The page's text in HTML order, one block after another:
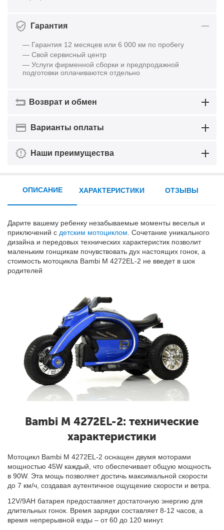
Гарантия
— Гарантия 12 месяцев или 6 000 км по пробегу
— Свой сервисный центр
— Услуги фирменной сборки и предпродажной
подготовки оплачиваются отдельно
Возврат и обмен
Варианты оплаты
Наши преимущества
ОПИСАНИЕ
Дарите вашему ребенку незабываемые моменты веселья и
приключений с детским мотоциклом . Сочетание уникального
дизайна и передовых технических характеристик позволит
маленьким гонщикам почувствовать дух настоящих гонок, а
стоимость мотоцикла Bambi M 4272EL-2 не введет в шок
родителей
Bambi M 4272EL-2: технические
характеристики
Мотоцикл Bambi M 4272EL-2 оснащен двумя моторами
мощностью 45W каждый, что обеспечивает общую мощность
в 90W. Эта мощь позволяет достичь максимальной скорости
до 7 км/ч, создавая аутентичное ощущение скорости и ветра.
12V/9AH батарея предоставляет достаточную энергию для
длительных гонок. Время зарядки составляет 8-12 часов, а
время непрерывной езды – от 60 до 120 минут.
ХАРАКТЕРИСТИКИ ОТЗЫВЫ